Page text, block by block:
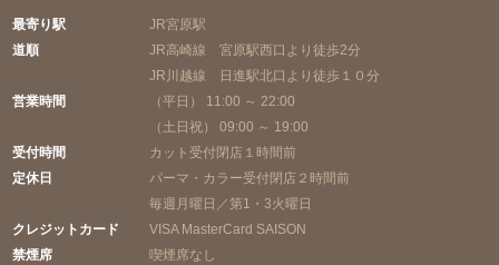
最寄り駅
JR宮原駅
道順
JR高崎線 宮原駅西口より徒歩2分
JR川越線 日進駅北口より徒歩１０分
営業時間
（平日） 11:00 ～ 22:00
（土日祝） 09:00 ～ 19:00
受付時間
カット受付閉店１時間前
定休日
パーマ・カラー受付閉店２時間前
毎週月曜日／第1・3火曜日
クレジットカード
VISA MasterCard SAISON
禁煙席
喫煙席なし